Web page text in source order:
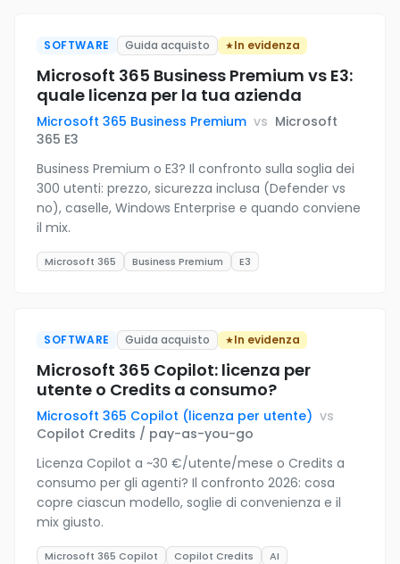
SOFTWARE Guida acquisto In evidenza
Microsoft 365 Business Premium vs E3:
quale licenza per la tua azienda
Microsoft 365 Business Premium vs Microsoft
365 E3
Business Premium o E3? Il confronto sulla soglia dei
300 utenti: prezzo, sicurezza inclusa (Defender vs
no), caselle, Windows Enterprise e quando conviene
il mix.
Microsoft 365 Business Premium E3
SOFTWARE Guida acquisto In evidenza
Microsoft 365 Copilot: licenza per
utente o Credits a consumo?
Microsoft 365 Copilot (licenza per utente) vs
Copilot Credits / pay-as-you-go
Licenza Copilot a ~30 €/utente/mese o Credits a
consumo per gli agenti? Il confronto 2026: cosa
copre ciascun modello, soglie di convenienza e il
mix giusto.
Microsoft 365 Copilot Copilot Credits AI